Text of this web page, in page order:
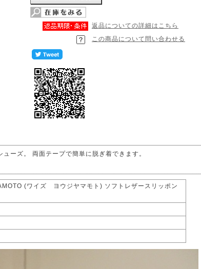
返品についての詳細はこちら
この商品について問い合わせる
ーズ。 両面テープで簡単に脱ぎ着できます。
(ワイズ ヨウジヤマモト) ソフトレザースリッポン